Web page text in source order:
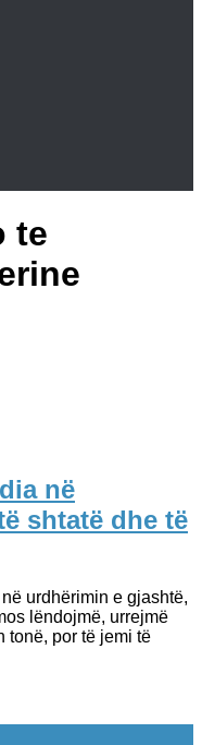
te
në
shtatë dhe të
urdhërimin e gjashtë,
lëndojmë, urrejmë
tonë, por të jemi të